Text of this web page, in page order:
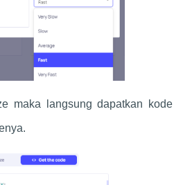
maka langsung dapatkan kode